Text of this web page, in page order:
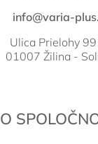
info@varia-
Ulica Prielohy
01007 Žilina -
O